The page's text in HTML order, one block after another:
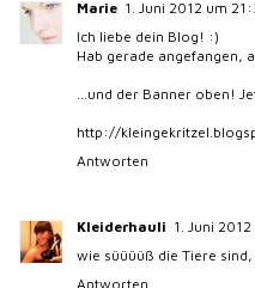
Marie 1. Juni 2012 um
Ich liebe dein Blog! :)
Hab gerade angefangen,
...und der Banner oben!
http://
Antworten
Kleiderhauli 1. Juni
wie süüüüß die Tiere
Antworten